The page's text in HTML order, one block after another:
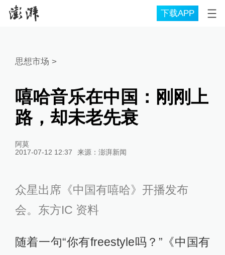
下载APP
思想市场 >
嘻哈音乐在中国：刚刚上
路，却未老先衰
阿莫
2017-07-12 12:37
来源： 澎湃新闻
众星出席《中国有嘻哈》开播发布
会。东方IC 资料
随着一句“你有freestyle吗？”《中国有